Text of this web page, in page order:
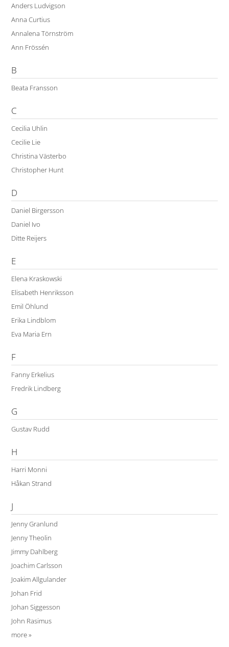
Anders Ludvigson
Anna Curtius
Annalena Törnström
Ann Frössén
B
Beata Fransson
C
Cecilia Uhlin
Cecilie Lie
Christina Västerbo
Christopher Hunt
D
Daniel Birgersson
Daniel Ivo
Ditte Reijers
E
Elena Kraskowski
Elisabeth Henriksson
Emil Öhlund
Erika Lindblom
Eva Maria Ern
F
Fanny Erkelius
Fredrik Lindberg
G
Gustav Rudd
H
Harri Monni
Håkan Strand
J
Jenny Granlund
Jenny Theolin
Jimmy Dahlberg
Joachim Carlsson
Joakim Allgulander
Johan Frid
Johan Siggesson
John Rasimus
more »